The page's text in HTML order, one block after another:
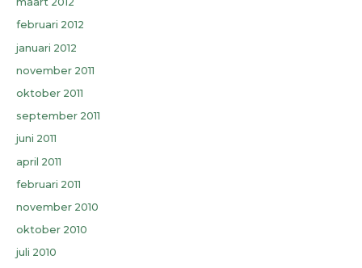
februari 2012
januari 2012
november 2011
oktober 2011
september 2011
juni 2011
april 2011
februari 2011
november 2010
oktober 2010
juli 2010